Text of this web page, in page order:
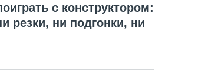
с конструктором:
резки, ни подгонки, ни